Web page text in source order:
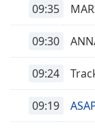
09:35
09:30
09:24
09:19